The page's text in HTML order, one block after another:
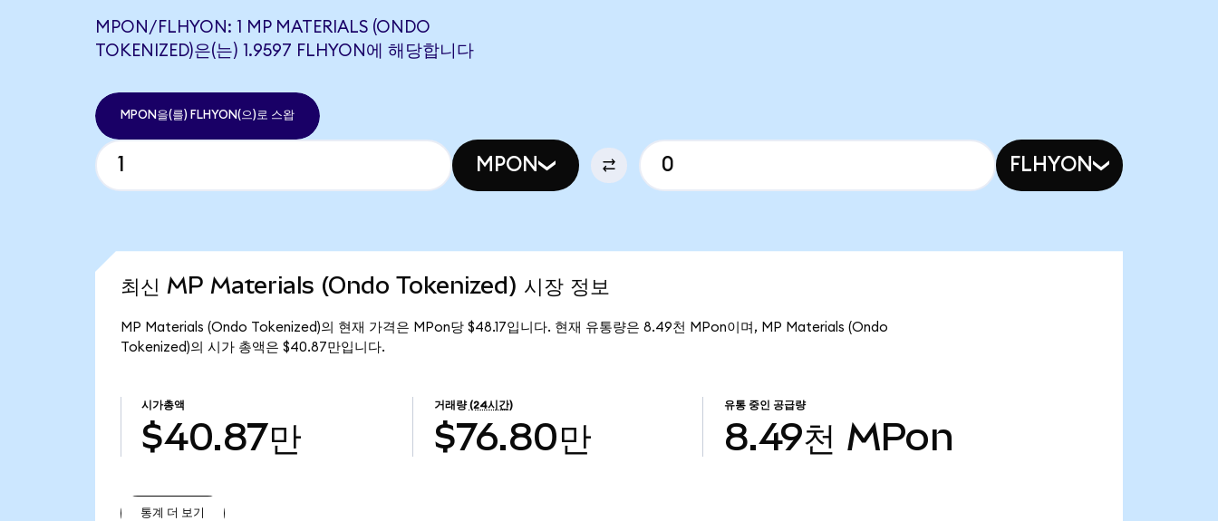
MPON/FLHYON: 1 MP MATERIALS (ONDO
TOKENIZED)은(는) 1.9597 FLHYON에 해당합니다
MPON을(를) FLHYON(으)로 스왑
MPON FLHYON
최신 MP Materials (Ondo Tokenized) 시장 정보
MP Materials (Ondo Tokenized)의 현재 가격은 MPon당 $48.17입니다. 현재 유통량은 8.49천 MPon이며, MP Materials (Ondo
Tokenized)의 시가 총액은 $40.87만입니다.
시가총액
$40.87만
거래량 (24시간)
$76.80만
유통 중인 공급량
8.49천 MPon
통계 더 보기